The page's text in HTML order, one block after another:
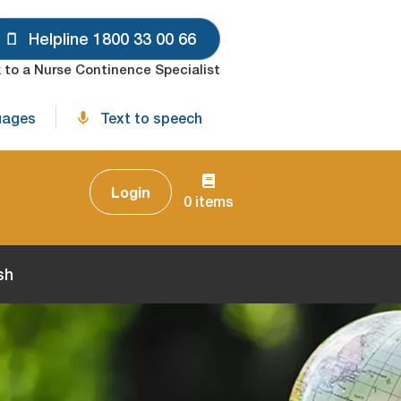
Helpline 1800 33 00 66
to a Nurse Continence Specialist
Text to speech
0 items
Login